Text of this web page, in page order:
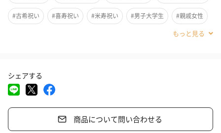
エプソムソルト80gパック3種類に、ふわふわハンドタオルをプラ
セット内容
ふわふわハンドタオル1枚
世界唯一無二の魔法のオーガニックコットン撚糸「スーパーゼロ
#古希祝い #喜寿祝い #米寿祝い #男子大学生 #親戚女性
#部下男性 #甥
#彼女 #同僚男性
#祖父 #祖母
#男友達 #女友達 #彼氏 #20代前半
シェアする
商品について問い合わせる